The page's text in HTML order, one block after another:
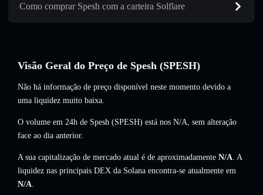
Como comprar Spesh com a carteira Solflare
Visão Geral do Preço de Spesh (SPESH)
Não há informação de preço disponível neste momento devido a
uma liquidez muito baixa.
O volume em 24h de Spesh (SPESH) está nos N/A, sem alteração
face ao dia anterior.
A sua capitalização de mercado atual é de aproximadamente N/A. A
liquidez nas principais DEX da Solana encontra-se atualmente em
N/A.